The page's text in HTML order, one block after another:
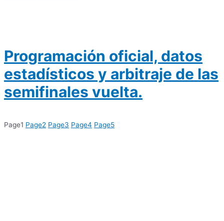
Programación oficial, datos
estadísticos y arbitraje de las
semifinales vuelta.
Page1 Page2 Page3 Page4 Page5